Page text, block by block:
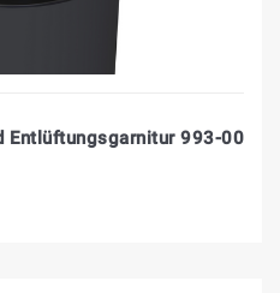
Entlüftungsgarnitur 993-00